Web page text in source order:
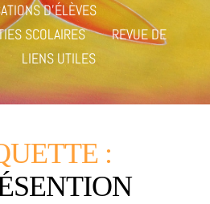
D’ÉLÈVES
SCOLAIRES
REVUE DE
LIENS UTILES
: